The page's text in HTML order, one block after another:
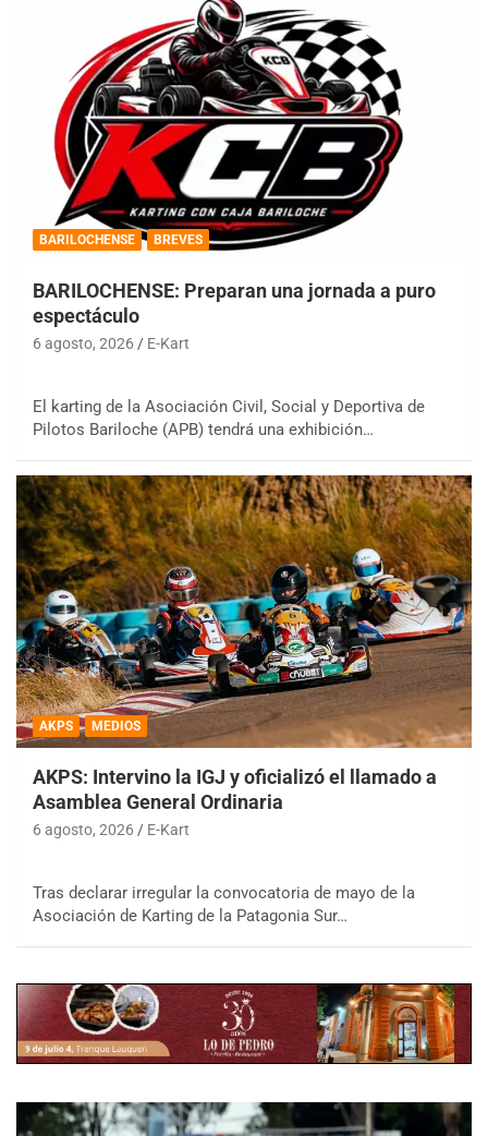
BARILOCHENSE BREVES
BARILOCHENSE: Preparan una jornada a puro
espectáculo
6 agosto, 2026 E-Kart
El karting de la Asociación Civil, Social y Deportiva de
Pilotos Bariloche (APB) tendrá una exhibición…
AKPS MEDIOS
AKPS: Intervino la IGJ y oficializó el llamado a
Asamblea General Ordinaria
6 agosto, 2026 E-Kart
Tras declarar irregular la convocatoria de mayo de la
Asociación de Karting de la Patagonia Sur…